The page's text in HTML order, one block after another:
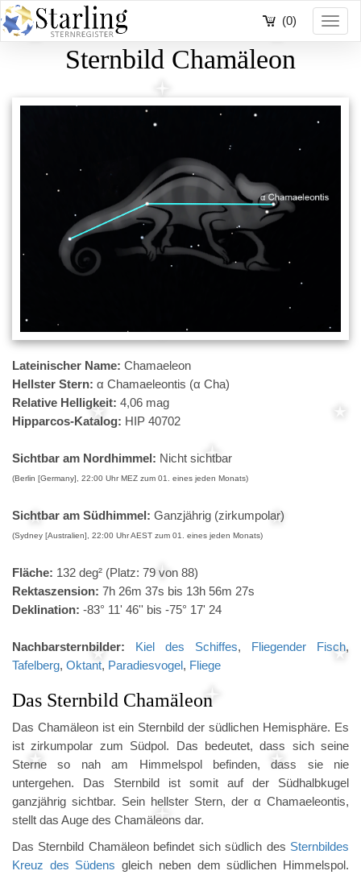
(0)
Sternbild Chamäleon
Lateinischer Name: Chamaeleon
Hellster Stern: α Chamaeleontis (α Cha)
Relative Helligkeit: 4,06 mag
Hipparcos-Katalog: HIP 40702
Sichtbar am Nordhimmel: Nicht sichtbar
(Berlin [Germany], 22:00 Uhr MEZ zum 01. eines jeden Monats)
Sichtbar am Südhimmel: Ganzjährig (zirkumpolar)
(Sydney [Australien], 22:00 Uhr AEST zum 01. eines jeden Monats)
Fläche: 132 deg² (Platz: 79 von 88)
Rektaszension: 7h 26m 37s bis 13h 56m 27s
Deklination: -83° 11' 46'' bis -75° 17' 24
Nachbarsternbilder: Kiel des Schiffes, Fliegender Fisch,
Tafelberg, Oktant, Paradiesvogel, Fliege
Das Sternbild Chamäleon
Das Chamäleon ist ein Sternbild der südlichen Hemisphäre. Es
ist zirkumpolar zum Südpol. Das bedeutet, dass sich seine
Sterne so nah am Himmelspol befinden, dass sie nie
untergehen. Das Sternbild ist somit auf der Südhalbkugel
ganzjährig sichtbar. Sein hellster Stern, der α Chamaeleontis,
stellt das Auge des Chamäleons dar.
Das Sternbild Chamäleon befindet sich südlich des Sternbildes
Kreuz des Südens gleich neben dem südlichen Himmelspol.